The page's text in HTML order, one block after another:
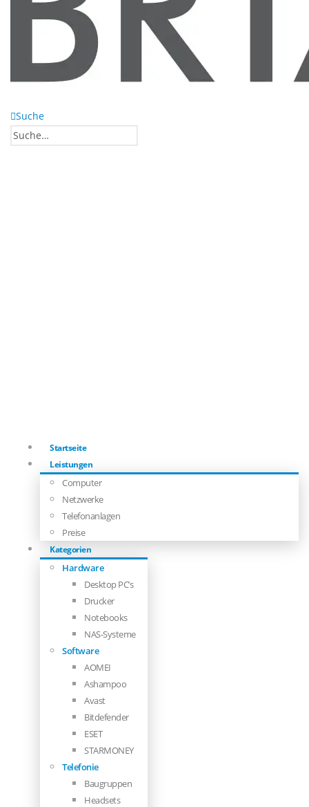
Suche
Startseite
Leistungen
Computer
Netzwerke
Telefonanlagen
Preise
Kategorien
Hardware
Desktop PC’s
Drucker
Notebooks
NAS-Systeme
Software
AOMEI
Ashampoo
Avast
Bitdefender
ESET
STARMONEY
Telefonie
Baugruppen
Headsets